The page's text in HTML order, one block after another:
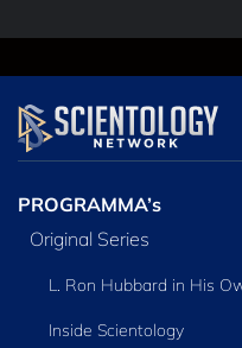
PROGRAMMA’s
Original Series
L. Ron Hubbard in His
Inside Scientology